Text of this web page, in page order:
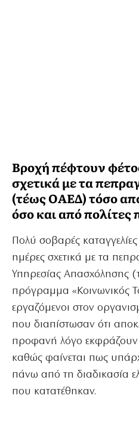
Βροχή πέφτουν
σχετικά με τα
(τέως ΟΑΕΔ) τόσο
όσο και από
Πολύ σοβαρές καταγγελίες
ημέρες σχετικά με τα
Υπηρεσίας Απασχόλησης
πρόγραμμα «Κοινωνικός
εργαζόμενοι στον
που διαπίστωσαν ότι
προφανή λόγο εκφράζουν
καθώς φαίνεται πως
πάνω από τη διαδικασία
που κατατέθηκαν.